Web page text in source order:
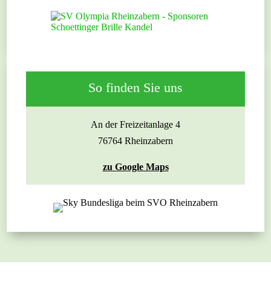
So finden Sie uns
An der Freizeitanlage 4
76764 Rheinzabern
zu Google Maps